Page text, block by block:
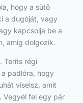
hogy a sütő
a dugóját, vagy
kapcsolja be a
amíg dolgozik.
Teríts régi
padlóra, hogy
viselsz, amit
Vegyél fel egy pár